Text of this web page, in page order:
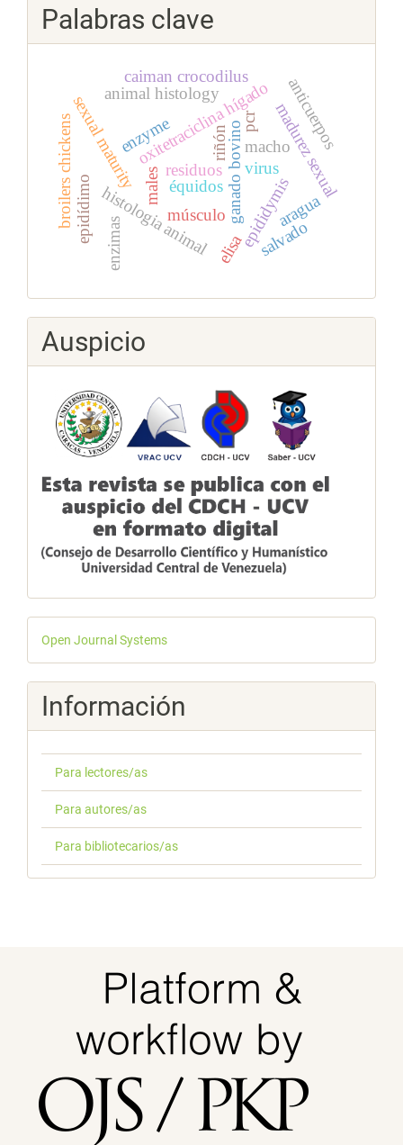
Palabras clave
ganado bovino
oxitetraciclina hígado
músculo
riñón
residuos
histologia animal
caiman crocodilus
epidídimo
machomadurez sexual
animal histology
epididymis
males
sexual maturity
enzimas salvado
aragua
broilers chickens enzyme
elisa
anticuerpos
virus
équidos
pcr
Auspicio
Desarrollado
por
Open Journal Systems
Información
Para lectores/as
Para autores/as
Para bibliotecarios/as